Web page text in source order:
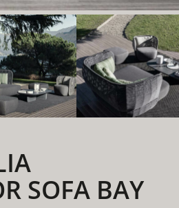
SOFA BAY